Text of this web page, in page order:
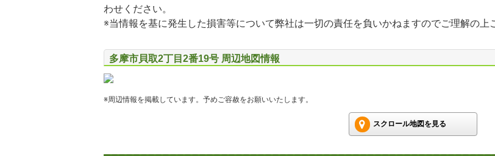
わせください。
※当情報を基に発生した損害等について弊社は一切の責任を負いかねますのでご理解の上
多摩市貝取2丁目2番19号 周辺地図情報
※周辺情報を掲載しています。予めご容赦をお願いいたします。
スクロール地図を見る